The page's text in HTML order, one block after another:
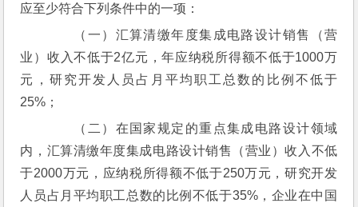
应至少符合下列条件中的一项：
（一）汇算清缴年度集成电路设计销售（营
业）收入不低于2亿元，年应纳税所得额不低于1000万
元，研究开发人员占月平均职工总数的比例不低于
25%；
（二）在国家规定的重点集成电路设计领域
内，汇算清缴年度集成电路设计销售（营业）收入不低
于2000万元，应纳税所得额不低于250万元，研究开发
人员占月平均职工总数的比例不低于35%，企业在中国